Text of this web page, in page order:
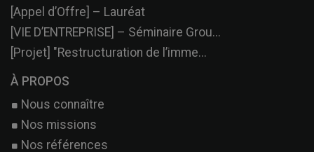
[Appel d’Offre] – Lauréat
[VIE D’ENTREPRISE] – Séminaire Grou...
[Projet] "Restructuration de l’imme...
À PROPOS
Nous connaître
Nos missions
Nos références